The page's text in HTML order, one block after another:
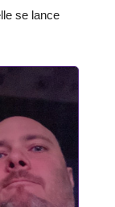
se lance